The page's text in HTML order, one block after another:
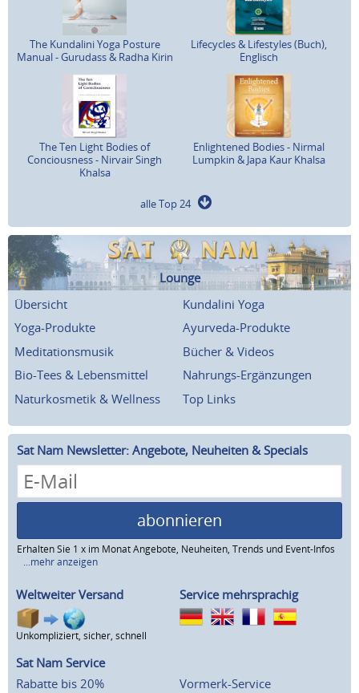
The Kundalini Yoga Posture
Manual - Gurudass & Radha Kirin
Lifecycles & Lifestyles (Buch),
Englisch
The Ten Light Bodies of
Conciousness - Nirvair Singh
Khalsa
Enlightened Bodies - Nirmal
Lumpkin & Japa Kaur Khalsa
alle Top 24
Lounge
Übersicht
Kundalini Yoga
Yoga-Produkte
Ayurveda-Produkte
Meditationsmusik
Bücher & Videos
Bio-Tees & Lebensmittel
Nahrungs-Ergänzungen
Naturkosmetik & Wellness
Top Links
Sat Nam Newsletter: Angebote, Neuheiten & Specials
abonnieren
Erhalten Sie 1 x im Monat Angebote, Neuheiten, Trends und Event-Infos
...mehr anzeigen
Weltweiter Versand
Unkompliziert, sicher, schnell
Service mehrsprachig
Sat Nam Service
Rabatte bis 20%
Vormerk-Service